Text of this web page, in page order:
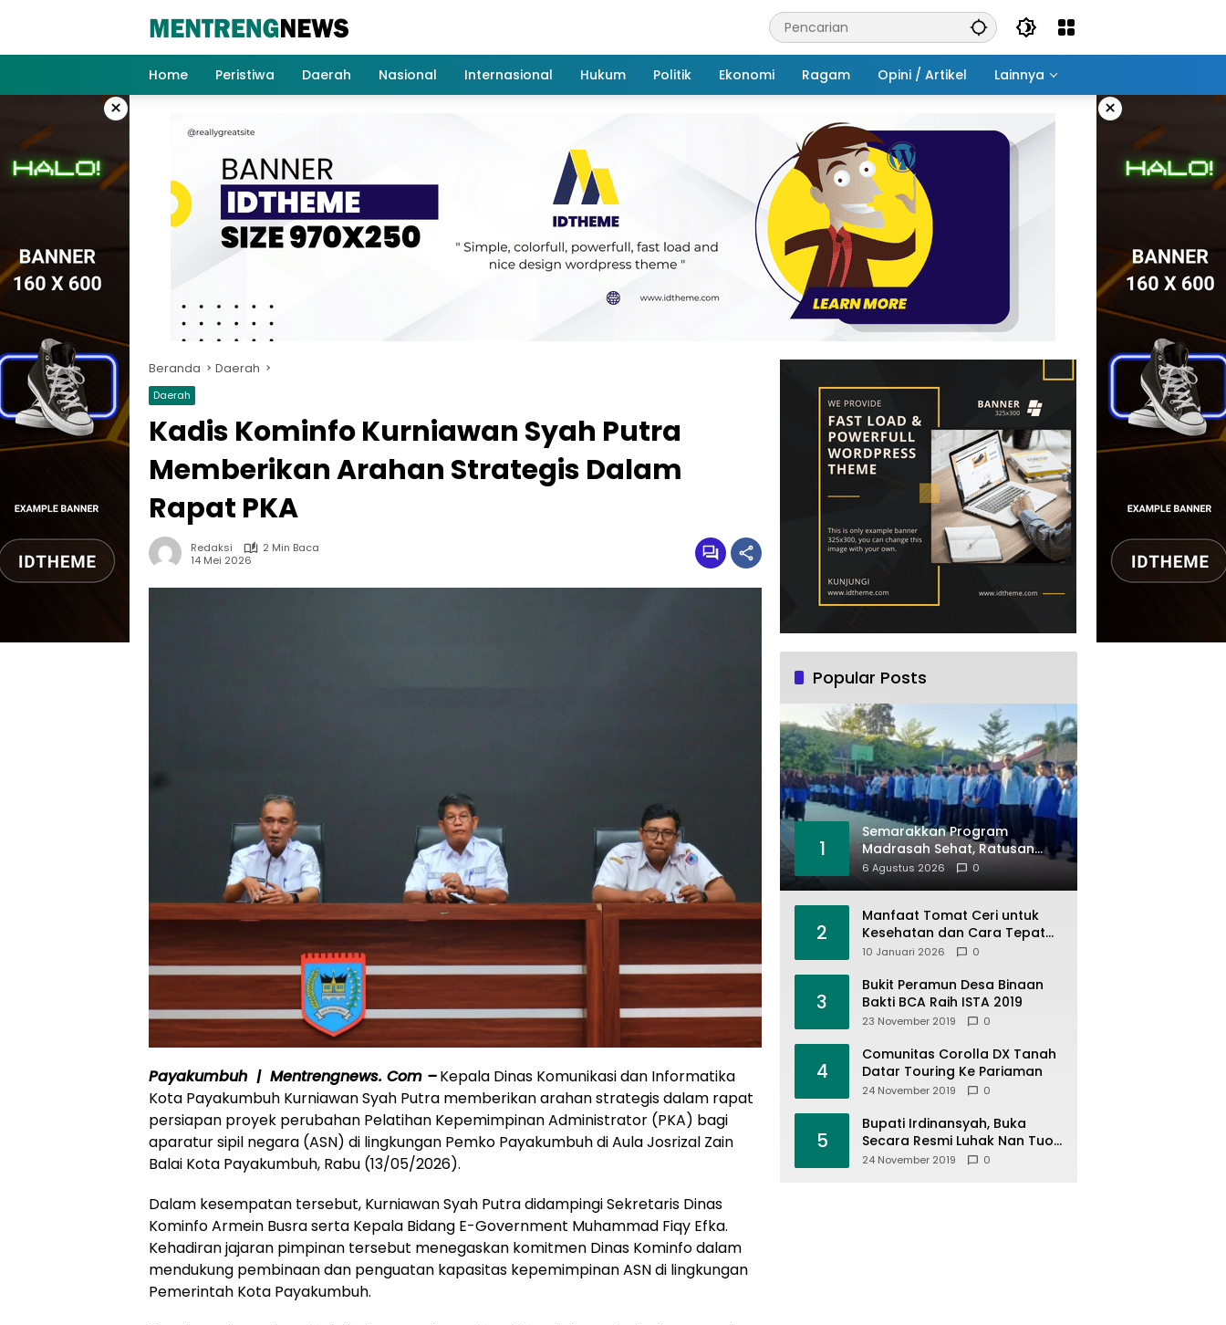
Home
Peristiwa Daerah Nasional Internasional Hukum Politik Ekonomi Ragam Opini / Artikel Lainnya
× ×
Beranda Daerah
Daerah
Kadis Kominfo Kurniawan Syah Putra
Memberikan Arahan Strategis Dalam
Rapat PKA
Redaksi
2 Min Baca
14 Mei 2026
Payakumbuh | Mentrengnews. Com –Kepala Dinas Komunikasi dan Informatika
Kota Payakumbuh Kurniawan Syah Putra memberikan arahan strategis dalam rapat
persiapan proyek perubahan Pelatihan Kepemimpinan Administrator (PKA) bagi
aparatur sipil negara (ASN) di lingkungan Pemko Payakumbuh di Aula Josrizal Zain
Balai Kota Payakumbuh, Rabu (13/05/2026).
Dalam kesempatan tersebut, Kurniawan Syah Putra didampingi Sekretaris Dinas
Kominfo Armein Busra serta Kepala Bidang E-Government Muhammad Fiqy Efka.
Kehadiran jajaran pimpinan tersebut menegaskan komitmen Dinas Kominfo dalam
mendukung pembinaan dan penguatan kapasitas kepemimpinan ASN di lingkungan
Pemerintah Kota Payakumbuh.
Popular Posts
1
Semarakkan Program
Madrasah Sehat, Ratusan
Siswa MAN Kota Solok Ikuti
Jalan Santai
6 Agustus 2026 0
2
Manfaat Tomat Ceri untuk
Kesehatan dan Cara Tepat
Mengonsumsinya
10 Januari 2026 0
3
Bukit Peramun Desa Binaan
Bakti BCA Raih ISTA 2019
23 November 2019 0
4
Comunitas Corolla DX Tanah
Datar Touring Ke Pariaman
24 November 2019 0
5
Bupati Irdinansyah, Buka
Secara Resmi Luhak Nan Tuo
Wirabraja Adventure Offroad
24 November 2019 0